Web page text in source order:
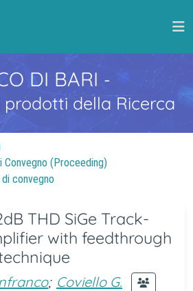
DI BARI -
della Ricerca
(Proceeding)
convegno
THD SiGe Track-
with feedthrough
; Coviello G.